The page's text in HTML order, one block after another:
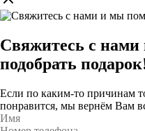
Свяжитесь с
подобрать
Если по каким-то причинам
понравится, мы вернём Вам